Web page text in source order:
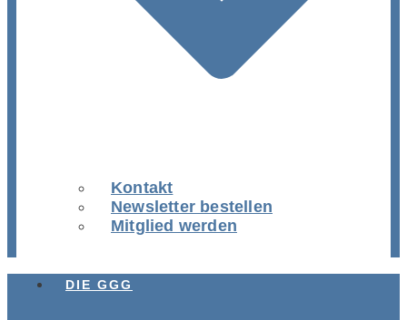
Kontakt
Newsletter bestellen
Mitglied werden
DIE GGG